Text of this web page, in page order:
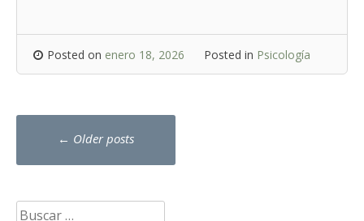
Posted on enero 18, 2026 Posted in Psicología
Posts
navigation
← Older posts
Buscar: